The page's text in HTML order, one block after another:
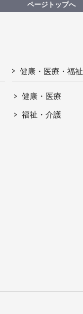
ページトップへ
健康・医療・福祉
健康・医療
福祉・介護